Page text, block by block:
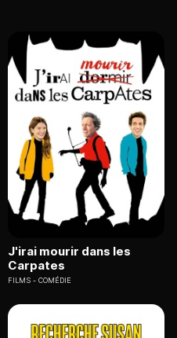
J'irai mourir dans les
Carpates
FILMS COMÉDIE